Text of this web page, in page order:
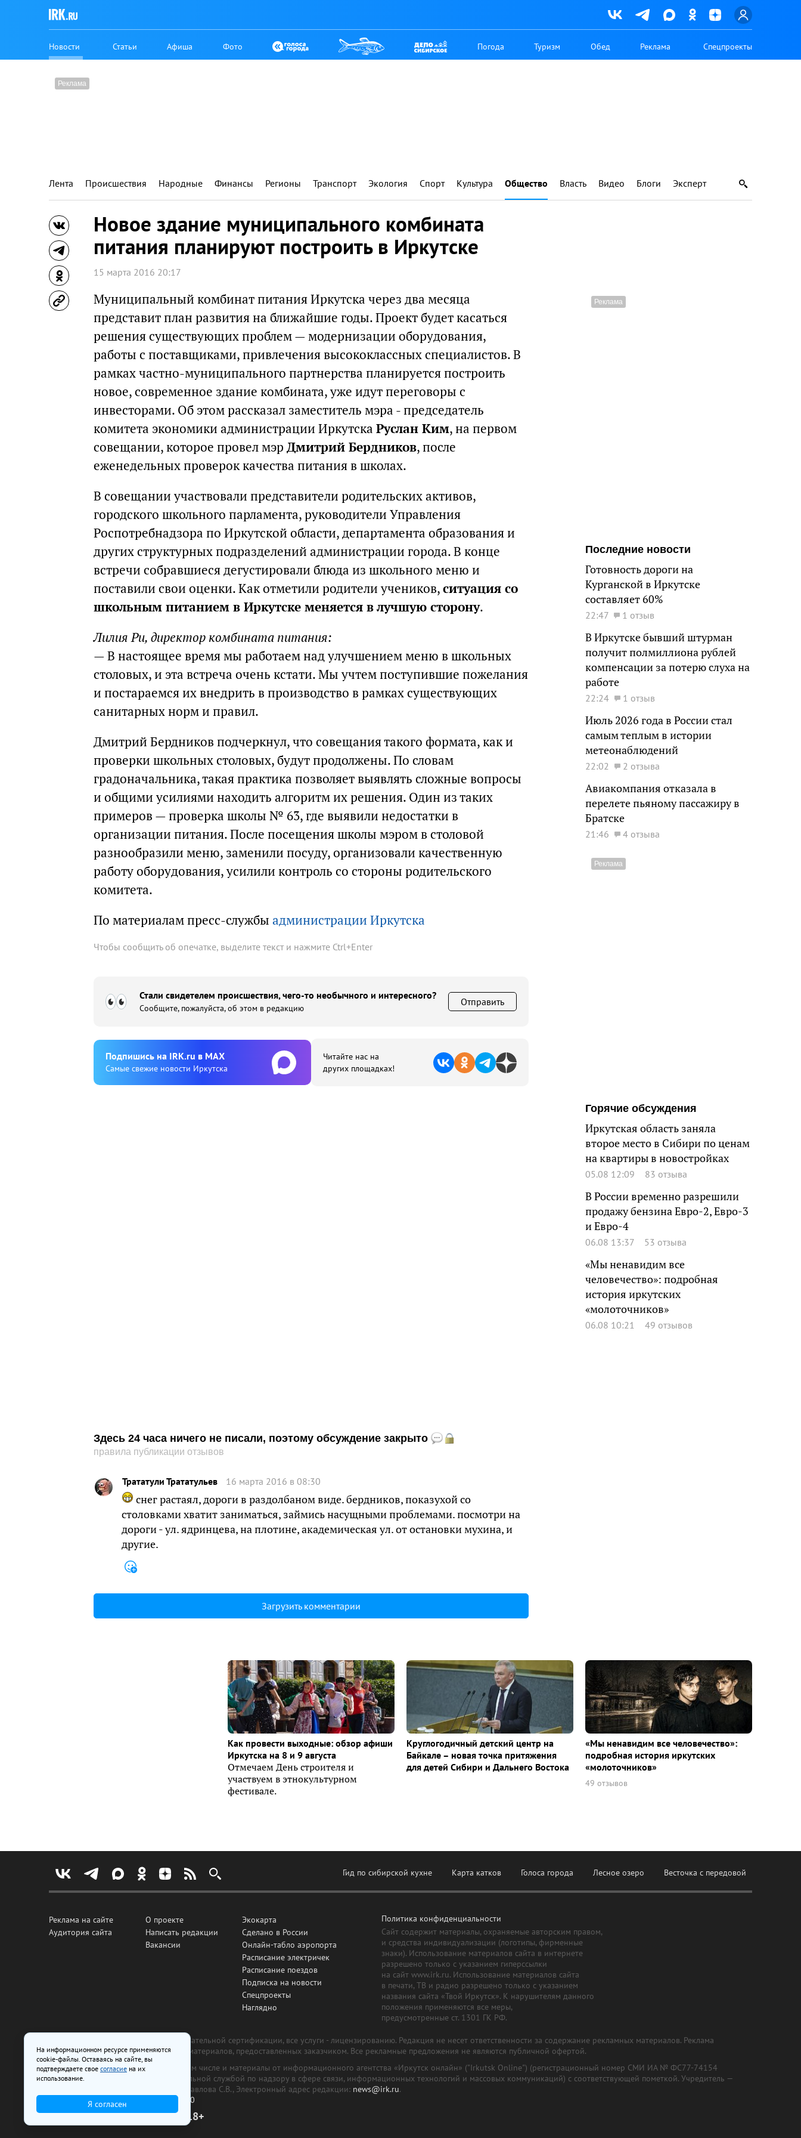
Новости Статьи Афиша Фото Погода Туризм Обед Реклама Спецпроекты
Лента Происшествия Народные Финансы Регионы Транспорт Экология Спорт Культура Общество Власть Видео Блоги Эксперт
Новое здание муниципального комбината
питания планируют построить в Иркутске
15 марта 2016 20:17
Муниципальный комбинат питания Иркутска через два месяца
представит план развития на ближайшие годы. Проект будет касаться
решения существующих проблем — модернизации оборудования,
работы с поставщиками, привлечения высококлассных специалистов. В
рамках частно-муниципального партнерства планируется построить
новое, современное здание комбината, уже идут переговоры с
инвесторами. Об этом рассказал заместитель мэра - председатель
комитета экономики администрации Иркутска Руслан Ким, на первом
совещании, которое провел мэр Дмитрий Бердников, после
еженедельных проверок качества питания в школах.
В совещании участвовали представители родительских активов,
городского школьного парламента, руководители Управления
Роспотребнадзора по Иркутской области, департамента образования и
других структурных подразделений администрации города. В конце
встречи собравшиеся дегустировали блюда из школьного меню и
поставили свои оценки. Как отметили родители учеников,ситуация со
школьным питанием в Иркутске меняется в лучшую сторону.
Лилия Ри, директор комбината питания:
— В настоящее время мы работаем над улучшением меню в школьных
столовых, и эта встреча очень кстати. Мы учтем поступившие пожелания
и постараемся их внедрить в производство в рамках существующих
санитарных норм и правил.
Дмитрий Бердников подчеркнул, что совещания такого формата, как и
проверки школьных столовых, будут продолжены. По словам
градоначальника, такая практика позволяет выявлять сложные вопросы
и общими усилиями находить алгоритм их решения. Один из таких
примеров — проверка школы № 63, где выявили недостатки в
организации питания. После посещения школы мэром в столовой
разнообразили меню, заменили посуду, организовали качественную
работу оборудования, усилили контроль со стороны родительского
комитета.
По материалам пресс-службы администрации Иркутска
Чтобы сообщить об опечатке, выделите текст и нажмите Ctrl+Enter
Стали свидетелем происшествия, чего-то необычного и интересного?
Сообщите, пожалуйста, об этом в редакцию
Отправить
Подпишиcь на IRK.ru в MAX
Cамые свежие новости Иркутска
Читайте нас на
других площадках!
Здесь 24 часа ничего не писали, поэтому обсуждение закрыто
правила публикации отзывов
Трататули Трататульев 16 марта 2016 в 08:30
снег растаял, дороги в раздолбаном виде. бердников, показухой со
столовками хватит заниматься, займись насущными проблемами. посмотри на
дороги - ул. ядринцева, на плотине, академическая ул. от остановки мухина, и
другие.
Загрузить комментарии
Последние новости
Готовность дороги на
Курганской в Иркутске
составляет 60%
22:47 1 отзыв
В Иркутске бывший штурман
получит полмиллиона рублей
компенсации за потерю слуха на
работе
22:24 1 отзыв
Июль 2026 года в России стал
самым теплым в истории
метеонаблюдений
22:02 2 отзыва
Авиакомпания отказала в
перелете пьяному пассажиру в
Братске
21:46 4 отзыва
Горячие обсуждения
Иркутская область заняла
второе место в Сибири по ценам
на квартиры в новостройках
05.08 12:09 83 отзыва
В России временно разрешили
продажу бензина Евро-2, Евро-3
и Евро-4
06.08 13:37 53 отзыва
«Мы ненавидим все
человечество»: подробная
история иркутских
«молоточников»
06.08 10:21 49 отзывов
Как провести выходные: обзор афиши
Иркутска на 8 и 9 августа
Отмечаем День строителя и
участвуем в этнокультурном
фестивале.
Круглогодичный детский центр на
Байкале – новая точка притяжения
для детей Сибири и Дальнего Востока
«Мы ненавидим все человечество»:
подробная история иркутских
«молоточников»
49 отзывов
Гид по сибирской кухне Карта катков Голоса города Лесное озеро Весточка с передовой
Реклама на сайте
Аудитория сайта
О проекте
Написать редакции
Вакансии
Экокарта
Сделано в России
Онлайн-табло аэропорта
Расписание электричек
Расписание поездов
Подписка на новости
Спецпроекты
Наглядно
Политика конфиденциальности
Сайт содержит материалы, охраняемые авторским правом,
и средства индивидуализации (логотипы, фирменные
знаки). Использование материалов сайта в интернете
разрешено только с указанием гиперссылки
на сайт www.irk.ru. Использование материалов сайта
в печати, ТВ и радио разрешено только с указанием
названия сайта «Твой Иркутск». К нарушителям данного
положения применяются все меры,
предусмотренные ст. 1301 ГК РФ.
Все рекламные товары подлежат обязательной сертификации, все услуги - лицензированию. Редакция не несет ответственности за содержание рекламных материалов. Реклама
изготовлена и размещена на основе материалов, предоставленных заказчиком. Все рекламные предложения не являются публичной офертой.
На сайте www.irk.ru размещаются в том числе и материалы от информационного агентства «Иркутск онлайн» ("Irkutsk Online") (регистрационный номер СМИ ИА № ФС77-74154
от 29 октября 2018 г., выдан Федеральной службой по надзору в сфере связи, информационных технологий и массовых коммуникаций) с соответствующей пометкой. Учредитель —
ООО «Ирк.ру». Главный редактор — Павлова С.В., Электронный адрес редакции: news@irk.ru.
Телефон редакции:
+7 (3952) 48-88-50
18+
На информационном ресурсе применяются
cookie-файлы. Оставаясь на сайте, вы
подтверждаете свое согласие на их
использование.
Я согласен